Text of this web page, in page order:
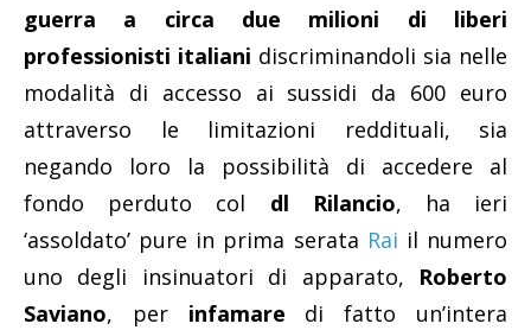
guerra a circa due milioni di liberi
professionisti italiani discriminandoli sia nelle
modalità di accesso ai sussidi da 600 euro
attraverso le limitazioni reddituali, sia
negando loro la possibilità di accedere al
fondo perduto col dl Rilancio, ha ieri
‘assoldato’ pure in prima serata Rai il numero
uno degli insinuatori di apparato, Roberto
Saviano, per infamare di fatto un’intera